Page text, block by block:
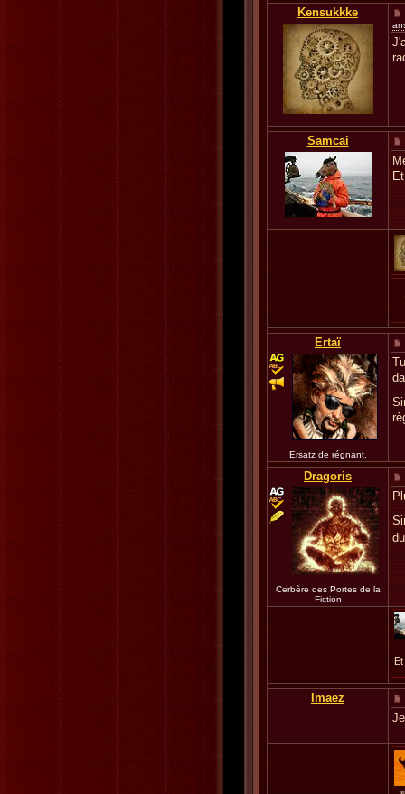
Kensukkke
Samcai
Ertaï
Ersatz de régnant.
Dragoris
Cerbère des Portes de la
Fiction
Imaez